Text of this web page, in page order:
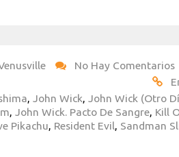
No Hay Comentarios
, John Wick, John Wick (Otro
, John Wick. Pacto De Sangre, Kill
Pikachu, Resident Evil, Sandman